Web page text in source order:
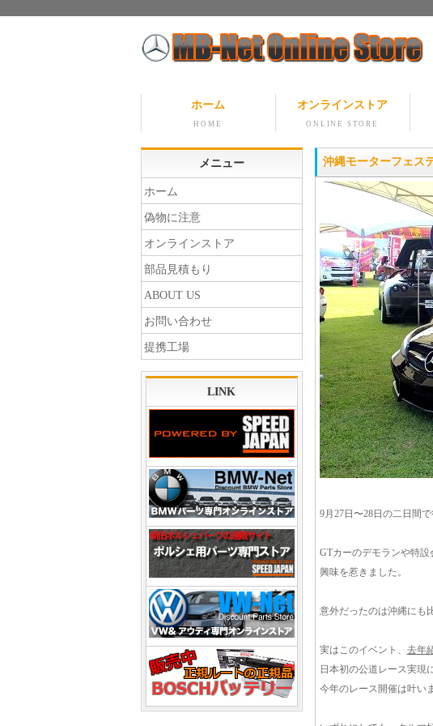
ホーム
HOME
オンラインストア
ONLINE STORE
沖縄モーターフェス
9月27日〜28日の二日間
GTカーのデモランや特
興味を惹きました。
意外だったのは沖縄にも
実はこのイベント、 去年
日本初の公道レース実現
今年のレース開催は叶い
メニュー
ホーム
偽物に注意
オンラインストア
部品見積もり
ABOUT US
お問い合わせ
提携工場
LINK